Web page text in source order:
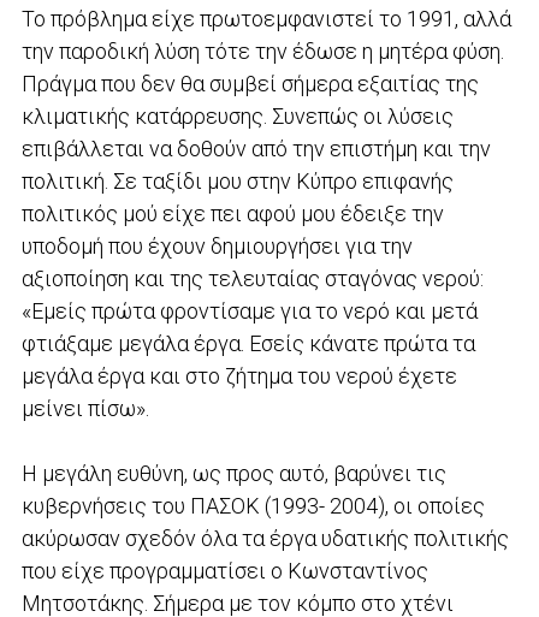
Το πρόβλημα είχε πρωτοεμφανιστεί το 1991, αλλά
την παροδική λύση τότε την έδωσε η μητέρα φύση.
Πράγμα που δεν θα συμβεί σήμερα εξαιτίας της
κλιματικής κατάρρευσης. Συνεπώς οι λύσεις
επιβάλλεται να δοθούν από την επιστήμη και την
πολιτική. Σε ταξίδι μου στην Κύπρο επιφανής
πολιτικός μού είχε πει αφού μου έδειξε την
υποδομή που έχουν δημιουργήσει για την
αξιοποίηση και της τελευταίας σταγόνας νερού:
«Εμείς πρώτα φροντίσαμε για το νερό και μετά
φτιάξαμε μεγάλα έργα. Εσείς κάνατε πρώτα τα
μεγάλα έργα και στο ζήτημα του νερού έχετε
μείνει πίσω».
Η μεγάλη ευθύνη, ως προς αυτό, βαρύνει τις
κυβερνήσεις του ΠΑΣΟΚ (1993- 2004), οι οποίες
ακύρωσαν σχεδόν όλα τα έργα υδατικής πολιτικής
που είχε προγραμματίσει ο Κωνσταντίνος
Μητσοτάκης. Σήμερα με τον κόμπο στο χτένι